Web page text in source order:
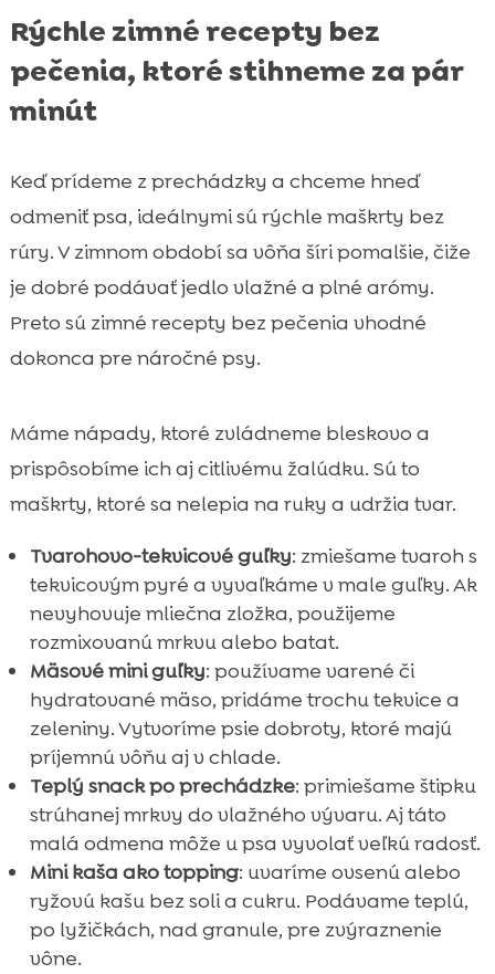
Rýchle zimné recepty bez
pečenia, ktoré stihneme za pár
minút
Keď prídeme z prechádzky a chceme hneď
odmeniť psa, ideálnymi sú rýchle maškrty bez
rúry. V zimnom období sa vôňa šíri pomalšie, čiže
je dobré podávať jedlo vlažné a plné arómy.
Preto sú zimné recepty bez pečenia vhodné
dokonca pre náročné psy.
Máme nápady, ktoré zvládneme bleskovo a
prispôsobíme ich aj citlivému žalúdku. Sú to
maškrty, ktoré sa nelepia na ruky a udržia tvar.
Tvarohovo-tekvicové guľky: zmiešame tvaroh s
tekvicovým pyré a vyvaľkáme v male guľky. Ak
nevyhovuje mliečna zložka, použijeme
rozmixovanú mrkvu alebo batat.
Mäsové mini guľky: používame varené či
hydratované mäso, pridáme trochu tekvice a
zeleniny. Vytvoríme psie dobroty, ktoré majú
príjemnú vôňu aj v chlade.
Teplý snack po prechádzke: primiešame štipku
strúhanej mrkvy do vlažného vývaru. Aj táto
malá odmena môže u psa vyvolať veľkú radosť.
Mini kaša ako topping: uvaríme ovsenú alebo
ryžovú kašu bez soli a cukru. Podávame teplú,
po lyžičkách, nad granule, pre zvýraznenie
vône.